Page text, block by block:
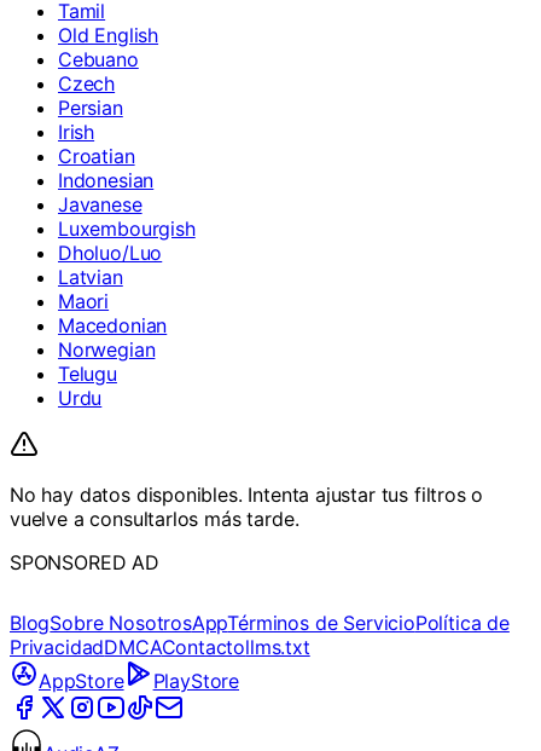
Tamil
Old English
Cebuano
Czech
Persian
Irish
Croatian
Indonesian
Javanese
Luxembourgish
Dholuo/Luo
Latvian
Maori
Macedonian
Norwegian
Telugu
Urdu
No hay datos disponibles. Intenta ajustar tus filtros o
vuelve a consultarlos más tarde.
SPONSORED AD
BlogSobre NosotrosAppTérminos de ServicioPolítica de
PrivacidadDMCAContactollms.txt
AppStore
PlayStore